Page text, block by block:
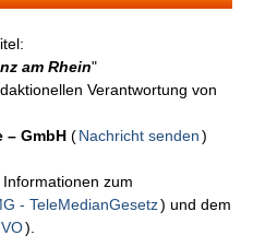
am Rhein"
Verantwortung von
– GmbH (Nachricht senden )
zum
- TeleMedianGesetz) und dem
).